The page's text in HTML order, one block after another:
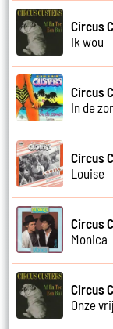
Circus
Ik wou
Circus
In de
Circus
Louise
Circus
Monica
Circus
Onze